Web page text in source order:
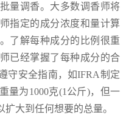
量调香。大多数调香师将
指定的成分浓度和量计算
了解每种成分的比例很重
已经掌握了每种成分的合
守安全指南，如IFRA制定
量为1000克(1公斤)，但一
大到任何想要的总量。